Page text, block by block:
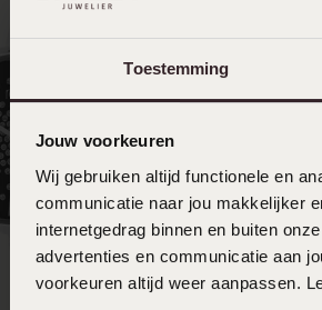
Toestemming
Jouw voorkeuren
Wij gebruiken altijd functionele en
communicatie naar jou makkelijker
internetgedrag binnen en buiten
advertenties en communicatie aan
voorkeuren altijd weer aanpassen.